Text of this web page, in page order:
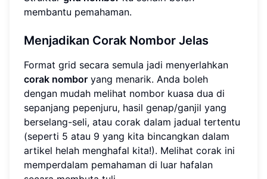
membantu pemahaman.
Menjadikan Corak Nombor Jelas
Format grid secara semula jadi menyerlahkan
corak nombor yang menarik. Anda boleh
dengan mudah melihat nombor kuasa dua di
sepanjang pepenjuru, hasil genap/ganjil yang
berselang-seli, atau corak dalam jadual tertentu
(seperti 5 atau 9 yang kita bincangkan dalam
artikel helah menghafal kita!). Melihat corak ini
memperdalam pemahaman di luar hafalan